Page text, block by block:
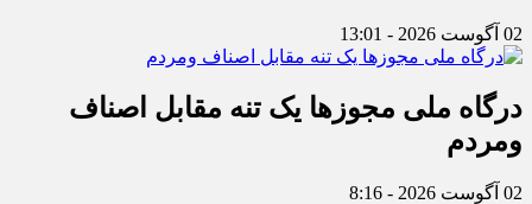
02 آگوست 2026 - 13:01
درگاه ملی مجوزها یک تنه مقابل اصناف
ومردم
02 آگوست 2026 - 8:16